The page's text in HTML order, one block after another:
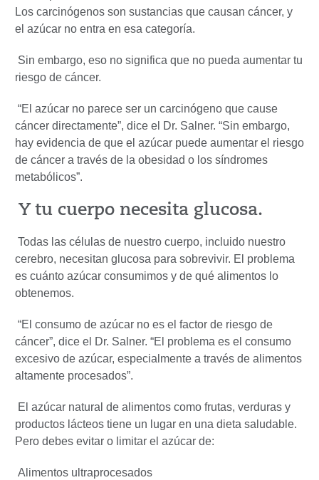
Los carcinógenos son sustancias que causan cáncer, y
el azúcar no entra en esa categoría.
Sin embargo, eso no significa que no pueda aumentar tu
riesgo de cáncer.
“El azúcar no parece ser un carcinógeno que cause
cáncer directamente”, dice el Dr. Salner. “Sin embargo,
hay evidencia de que el azúcar puede aumentar el riesgo
de cáncer a través de la obesidad o los síndromes
metabólicos”.
Y tu cuerpo necesita glucosa.
Todas las células de nuestro cuerpo, incluido nuestro
cerebro, necesitan glucosa para sobrevivir. El problema
es cuánto azúcar consumimos y de qué alimentos lo
obtenemos.
“El consumo de azúcar no es el factor de riesgo de
cáncer”, dice el Dr. Salner. “El problema es el consumo
excesivo de azúcar, especialmente a través de alimentos
altamente procesados”.
El azúcar natural de alimentos como frutas, verduras y
productos lácteos tiene un lugar en una dieta saludable.
Pero debes evitar o limitar el azúcar de:
Alimentos ultraprocesados